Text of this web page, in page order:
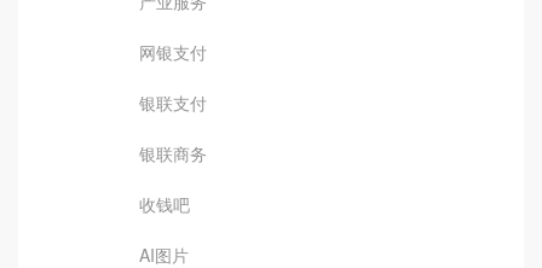
网银支付
银联支付
银联商务
收钱吧
AI图片